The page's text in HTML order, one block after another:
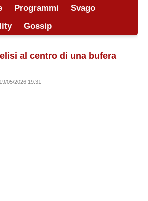
Programmi
Svago
Gossip
al centro di una bufera
05/2026 19:31